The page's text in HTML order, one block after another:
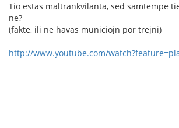
Tio estas maltrankvilanta, sed samtempe
ne?
(fakte, ili ne havas municiojn por trejni)
http://www.youtube.com/